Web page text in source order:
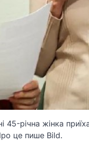
45-річна жінка
це пише Bild.